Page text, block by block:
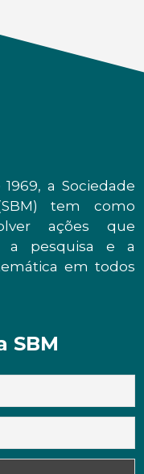
a Sociedade
tem como
ações que
a pesquisa e a
em todos
SBM